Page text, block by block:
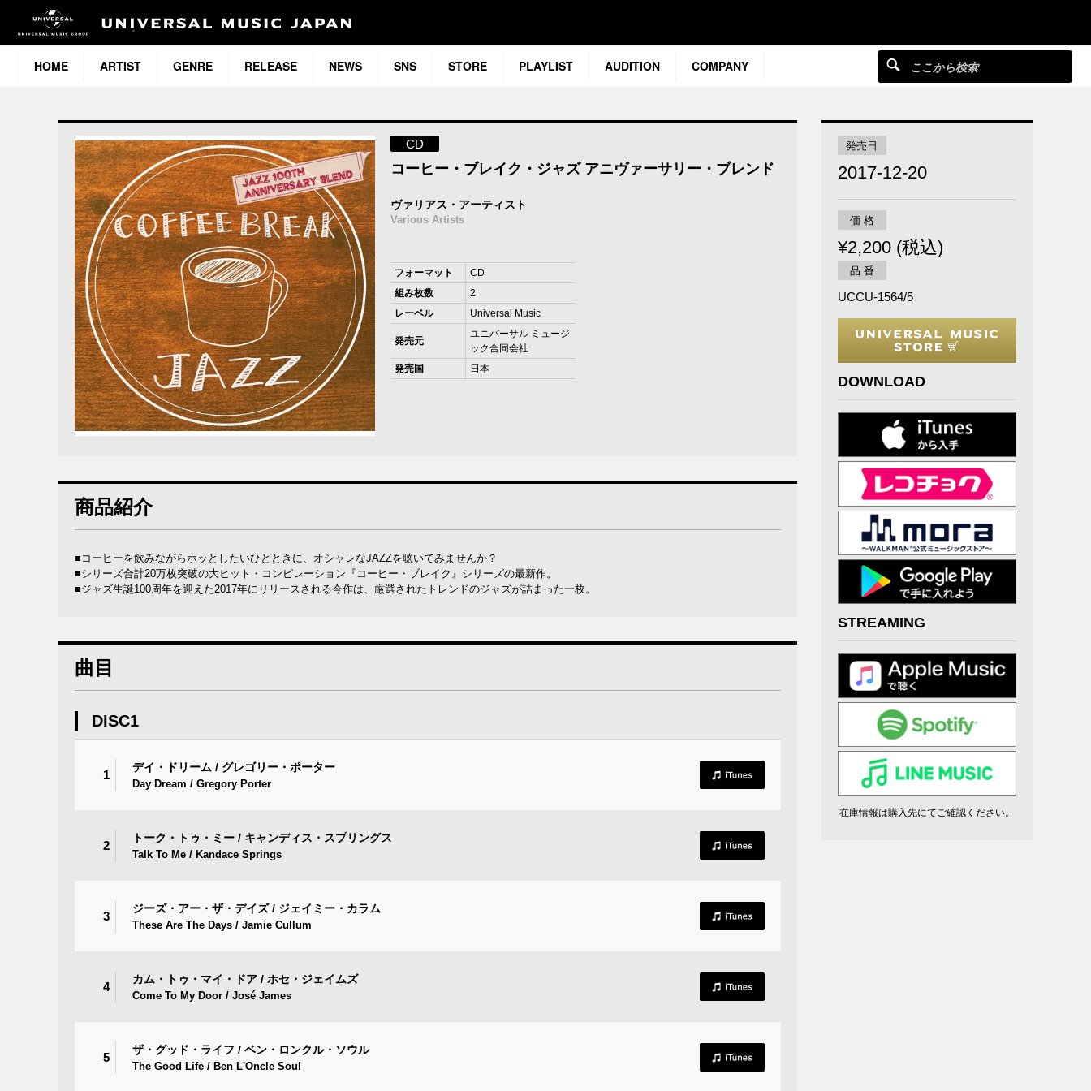
HOME ARTIST GENRE RELEASE NEWS SNS STORE PLAYLIST AUDITION COMPANY
CD
コーヒー・ブレイク・ジャズ アニヴァーサリー・ブレンド
ヴァリアス・アーティスト
Various Artists
フォーマット
CD
組み枚数
2
レーベル
Universal Music
発売元
ユニバーサル ミュージ
ック合同会社
発売国
日本
商品紹介
■コーヒーを飲みながらホッとしたいひとときに、オシャレなJAZZを聴いてみませんか？
■シリーズ合計20万枚突破の大ヒット・コンピレーション『コーヒー・ブレイク』シリーズの最新作。
■ジャズ生誕100周年を迎えた2017年にリリースされる今作は、厳選されたトレンドのジャズが詰まった一枚。
曲目
DISC1
1
デイ・ドリーム / グレゴリー・ポーター
Day Dream / Gregory Porter
2
トーク・トゥ・ミー / キャンディス・スプリングス
Talk To Me / Kandace Springs
3
ジーズ・アー・ザ・デイズ / ジェイミー・カラム
These Are The Days / Jamie Cullum
4
カム・トゥ・マイ・ドア / ホセ・ジェイムズ
Come To My Door / José James
5
ザ・グッド・ライフ / ベン・ロンクル・ソウル
The Good Life / Ben L'Oncle Soul
発売日
2017-12-20
価 格
¥2,200 (税込)
品 番
UCCU-1564/5
DOWNLOAD
STREAMING
在庫情報は購入先にてご確認ください。